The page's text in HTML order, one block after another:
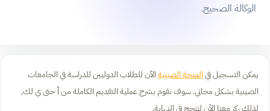
الوكالة الصحيح.
يمكن التسجيل فيالمنحة الصينيةالآن للطلاب الدوليين للدراسة في الجامعات
الصينية بشكل مجاني. سوف نقوم بشرح عملية التقديم الكاملة من أ حتى ي لك,
لذلك ركز معنا الآن لتنجح في النهاية.